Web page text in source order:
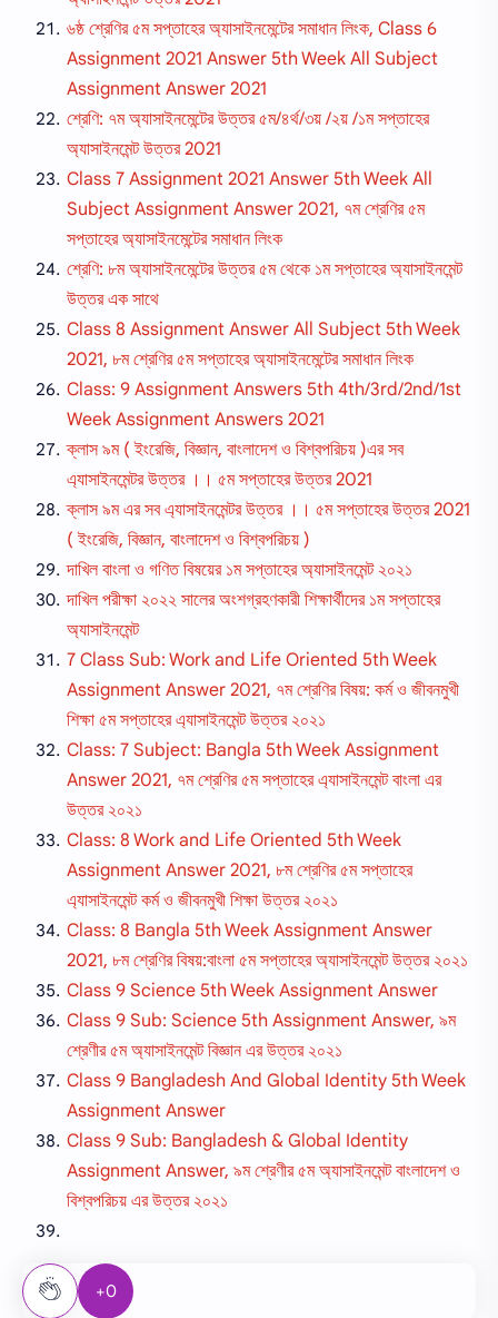
৬ষ্ঠ শ্রেণির ৫ম সপ্তাহের অ্যাসাইনমেন্টের সমাধান লিংক, Class 6
Assignment 2021 Answer 5th Week All Subject
Assignment Answer 2021
শ্রেণি: ৭ম অ্যাসাইনমেন্টের উত্তর ৫ম/৪র্থ/৩য় /২য় /১ম সপ্তাহের
অ্যাসাইনমেন্ট উত্তর 2021
Class 7 Assignment 2021 Answer 5th Week All
Subject Assignment Answer 2021, ৭ম শ্রেণির ৫ম
সপ্তাহের অ্যাসাইনমেন্টের সমাধান লিংক
শ্রেণি: ৮ম অ্যাসাইনমেন্টের উত্তর ৫ম থেকে ১ম সপ্তাহের অ্যাসাইনমেন্ট
উত্তর এক সাথে
Class 8 Assignment Answer All Subject 5th Week
2021, ৮ম শ্রেণির ৫ম সপ্তাহের অ্যাসাইনমেন্টের সমাধান লিংক
Class: 9 Assignment Answers 5th 4th/3rd/2nd/1st
Week Assignment Answers 2021
ক্লাস ৯ম ( ইংরেজি, বিজ্ঞান, বাংলাদেশ ও বিশ্বপরিচয় )এর সব
এ্যাসাইনমেন্টর উত্তর ।। ৫ম সপ্তাহের উত্তর 2021
ক্লাস ৯ম এর সব এ্যাসাইনমেন্টর উত্তর ।। ৫ম সপ্তাহের উত্তর 2021
( ইংরেজি, বিজ্ঞান, বাংলাদেশ ও বিশ্বপরিচয় )
দাখিল বাংলা ও গণিত বিষয়ের ১ম সপ্তাহের অ্যাসাইনমেন্ট ২০২১
দাখিল পরীক্ষা ২০২২ সালের অংশগ্রহণকারী শিক্ষার্থীদের ১ম সপ্তাহের
অ্যাসাইনমেন্ট
7 Class Sub: Work and Life Oriented 5th Week
Assignment Answer 2021, ৭ম শ্রেণির বিষয়: কর্ম ও জীবনমুখী
শিক্ষা ৫ম সপ্তাহের এ্যাসাইনমেন্ট উত্তর ২০২১
Class: 7 Subject: Bangla 5th Week Assignment
Answer 2021, ৭ম শ্রেণির ৫ম সপ্তাহের এ্যাসাইনমেন্ট বাংলা এর
উত্তর ২০২১
Class: 8 Work and Life Oriented 5th Week
Assignment Answer 2021, ৮ম শ্রেণির ৫ম সপ্তাহের
এ্যাসাইনমেন্ট কর্ম ও জীবনমুখী শিক্ষা উত্তর ২০২১
Class: 8 Bangla 5th Week Assignment Answer
2021, ৮ম শ্রেণির বিষয়:বাংলা ৫ম সপ্তাহের অ্যাসাইনমেন্ট উত্তর ২০২১
Class 9 Science 5th Week Assignment Answer
Class 9 Sub: Science 5th Assignment Answer, ৯ম
শ্রেণীর ৫ম অ্যাসাইনমেন্ট বিজ্ঞান এর উত্তর ২০২১
Class 9 Bangladesh And Global Identity 5th Week
Assignment Answer
Class 9 Sub: Bangladesh & Global Identity
Assignment Answer, ৯ম শ্রেণীর ৫ম অ্যাসাইনমেন্ট বাংলাদেশ ও
বিশ্বপরিচয় এর উত্তর ২০২১
+0